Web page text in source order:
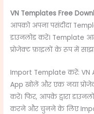
VN Templates Free
आपको अपना पसंदीदा
डाउनलोड करें। Template
प्रोजेक्ट फ़ाइलों के रूप में
Import Template करें: VN
App खोलें और एक नया
करें। फिर, आपके द्वारा
करने और चुनने के लिए